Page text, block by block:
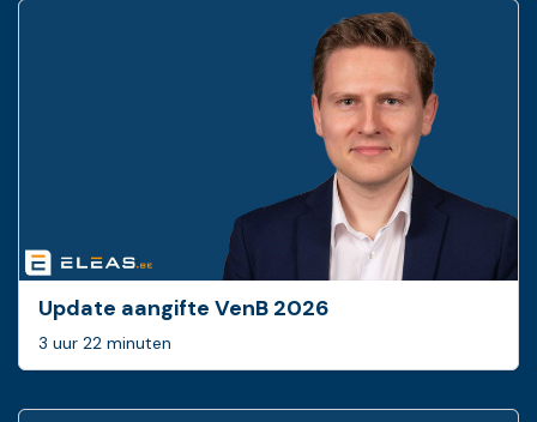
Update aangifte VenB 2026
3 uur 22 minuten